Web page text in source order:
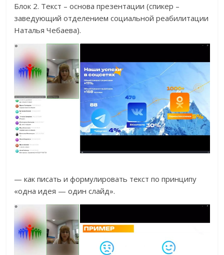
Блок 2. Текст – основа презентации (спикер –
заведующий отделением социальной реабилитации
Наталья Чебаева).
— как писать и формулировать текст по принципу
«одна идея — один слайд».